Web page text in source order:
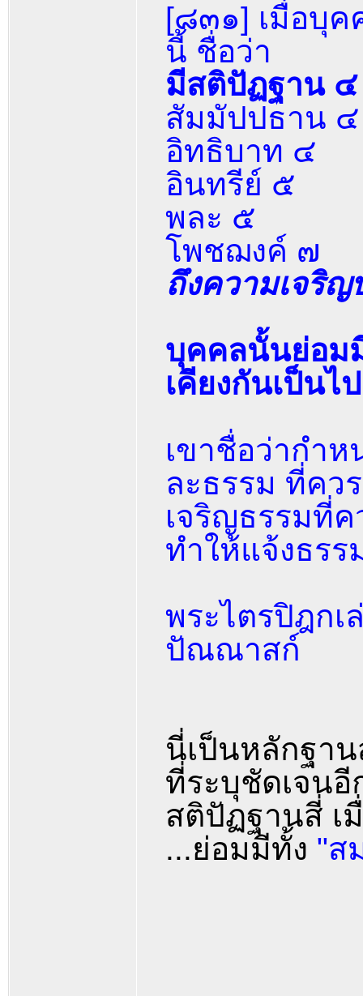
[๘๓๑] เมื่อบุค
นี้ ชื่อว่า
มีสติปัฏฐาน ๔
สัมมัปปธาน ๔
อิทธิบาท ๔
อินทรีย์ ๕
พละ ๕
โพชฌงค์ ๗
ถึงความเจริ
บุคคลนั้นย่อม
เคียงกันเป็นไป
เขาชื่อว่ากำ
ละธรรม ที่คว
เจริญธรรมที่
ทำให้แจ้งธร
พระไตรปิฎก
ปัณณาสก์
นี่เป็นหลักฐา
ที่ระบุชัดเจน
สติปัฏฐานสี่ เ
...ย่อมมีทั้ง "ส